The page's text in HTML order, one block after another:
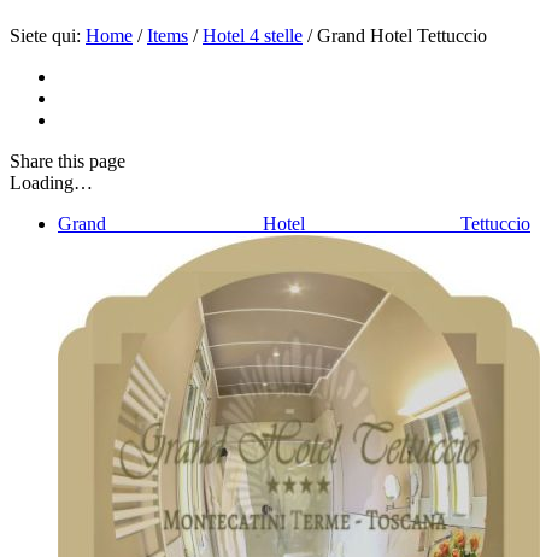
Siete qui: Home / Items / Hotel 4 stelle / Grand Hotel Tettuccio
Share this page
Loading…
Grand Hotel Tettuccio